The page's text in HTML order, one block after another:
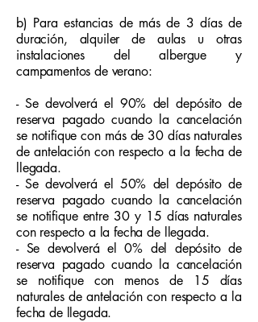
b) Para estancias de más de 3 días de
duración, alquiler de aulas u otras
instalaciones del albergue y
campamentos de verano:
- Se devolverá el 90% del depósito de
reserva pagado cuando la cancelación
se notifique con más de 30 días naturales
de antelación con respecto a la fecha de
llegada.
- Se devolverá el 50% del depósito de
reserva pagado cuando la cancelación
se notifique entre 30 y 15 días naturales
con respecto a la fecha de llegada.
- Se devolverá el 0% del depósito de
reserva pagado cuando la cancelación
se notifique con menos de 15 días
naturales de antelación con respecto a la
fecha de llegada.